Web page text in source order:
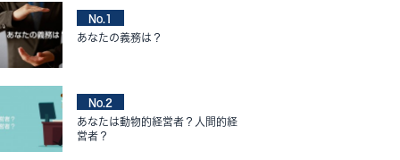
No.1
あなたの義務は？
No.2
あなたは動物的経営者？人間的経
営者？